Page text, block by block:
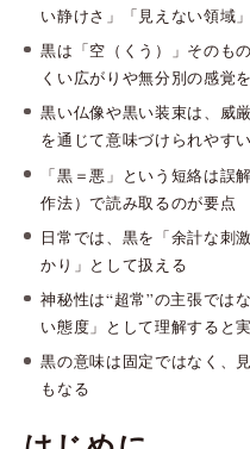
い静けさ」「見えない領域
黒は「空（くう）」そのも
くい広がりや無分別の感覚
黒い仏像や黒い装束は、威
を通じて意味づけられやすい
「黒＝悪」という短絡は誤
作法）で読み取るのが要点
日常では、黒を「余計な刺
かり」として扱える
神秘性は“超常”の主張では
い態度」として理解すると
黒の意味は固定ではなく、
もなる